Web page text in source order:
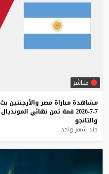
مباشر
مشاهدة مباراة مصر والأرجنتين بث
7-7-2026
قمة ثمن نهائي المونديال
والتانجو
منذ شهر واحد